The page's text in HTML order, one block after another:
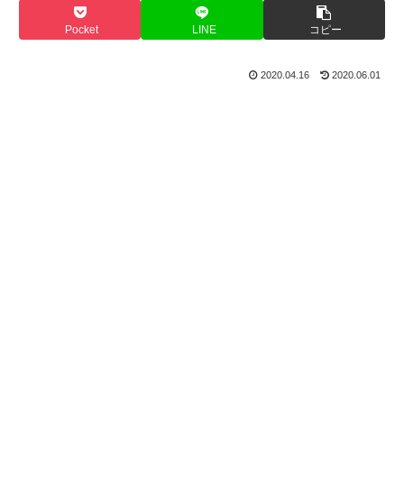
Pocket LINE コピー
2020.04.16 2020.06.01